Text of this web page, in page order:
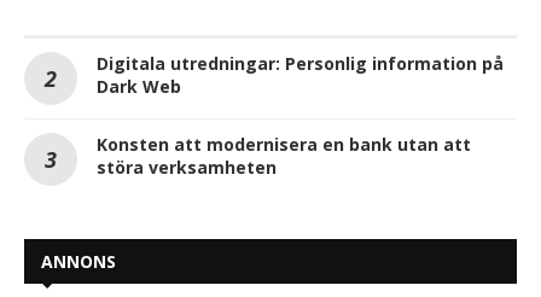
Digitala utredningar: Personlig information på
Dark Web
Konsten att modernisera en bank utan att
störa verksamheten
ANNONS